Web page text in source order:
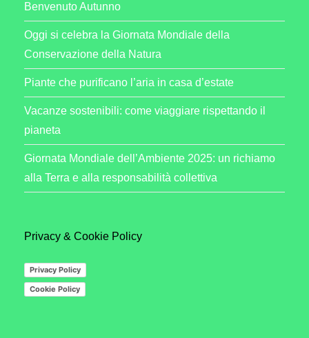
Benvenuto Autunno
Oggi si celebra la Giornata Mondiale della
Conservazione della Natura
Piante che purificano l’aria in casa d’estate
Vacanze sostenibili: come viaggiare rispettando il
pianeta
Giornata Mondiale dell’Ambiente 2025: un richiamo
alla Terra e alla responsabilità collettiva
Privacy & Cookie Policy
Privacy Policy
Cookie Policy